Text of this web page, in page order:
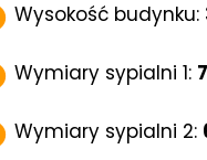
Wysokość budynku:
Wymiary sypialni 1:
Wymiary sypialni 2: